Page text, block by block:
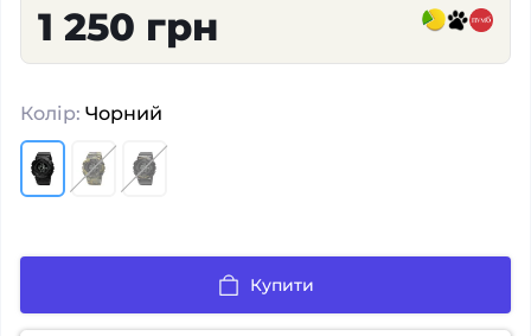
1 250 грн
Колір: Чорний
Купити